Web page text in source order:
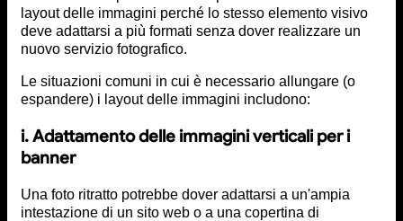
layout delle immagini perché lo stesso elemento visivo
deve adattarsi a più formati senza dover realizzare un
nuovo servizio fotografico.
Le situazioni comuni in cui è necessario allungare (o
espandere) i layout delle immagini includono:
i. Adattamento delle immagini verticali per i
banner
Una foto ritratto potrebbe dover adattarsi a un'ampia
intestazione di un sito web o a una copertina di